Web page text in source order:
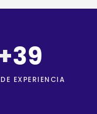
39
EXPERIENCIA